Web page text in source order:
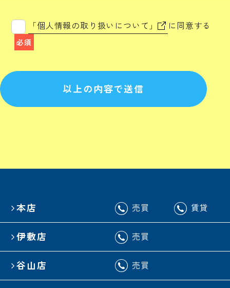
「個人情報の取り扱いについて」 に同意する
必須
以上の内容で送信
本店 売買 賃貸
伊敷店 売買
谷山店 売買